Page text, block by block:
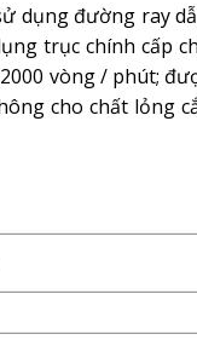
dụng đường ray
trục chính cấp
vòng / phút;
cho chất lỏng